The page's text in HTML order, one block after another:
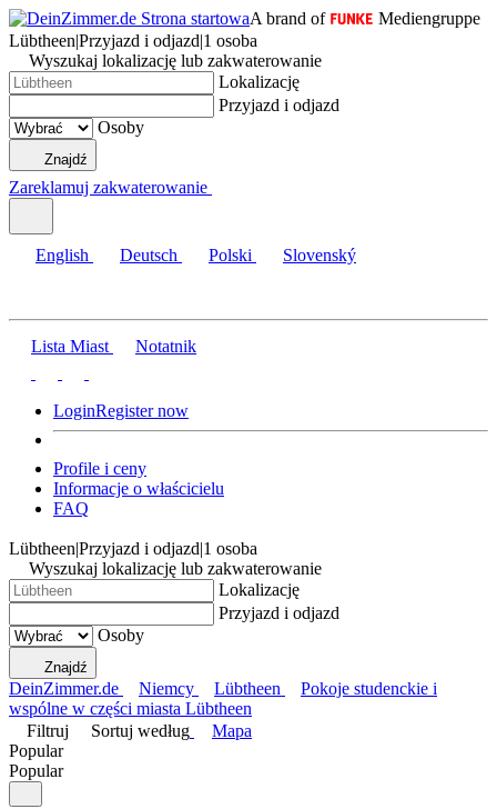
A brand of
Mediengruppe
Lübtheen|Przyjazd i odjazd|1 osoba
Wyszukaj lokalizację lub zakwaterowanie
Lokalizację
Przyjazd i odjazd
Osoby
Znajdź
Zareklamuj zakwaterowanie
English Deutsch Polski Slovenský
Lista Miast Notatnik
LoginRegister now
Profile i ceny
Informacje o właścicielu
FAQ
Lübtheen|Przyjazd i odjazd|1 osoba
Wyszukaj lokalizację lub zakwaterowanie
Lokalizację
Przyjazd i odjazd
Osoby
Znajdź
DeinZimmer.de Niemcy Lübtheen
Pokoje studenckie i
wspólne w części miasta Lübtheen
Filtruj
Sortuj według
Mapa
Popular
Popular